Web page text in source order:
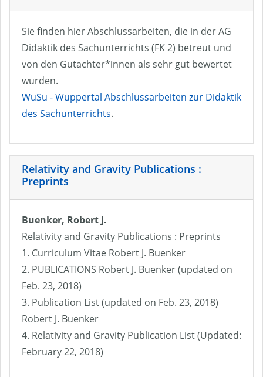
Sie finden hier Abschlussarbeiten, die in der AG
Didaktik des Sachunterrichts (FK 2) betreut und
von den Gutachter*innen als sehr gut bewertet
wurden.
WuSu - Wuppertal Abschlussarbeiten zur Didaktik
des Sachunterrichts.
Relativity and Gravity Publications :
Preprints
Buenker, Robert J.
Relativity and Gravity Publications : Preprints
1. Curriculum Vitae Robert J. Buenker
2. PUBLICATIONS Robert J. Buenker (updated on
Feb. 23, 2018)
3. Publication List (updated on Feb. 23, 2018)
Robert J. Buenker
4. Relativity and Gravity Publication List (Updated:
February 22, 2018)